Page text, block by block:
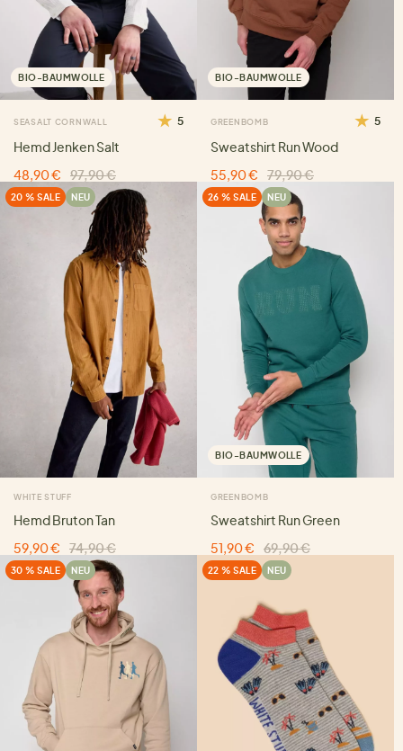
BIO-BAUMWOLLE
SEASALT CORNWALL 5
Hemd Jenken Salt
48,90 €
97,90 €
BIO-BAUMWOLLE
GREENBOMB 5
Sweatshirt Run Wood
55,90 €
79,90 €
20 % SALE NEU
WHITE STUFF
Hemd Bruton Tan
59,90 €
74,90 €
26 % SALE NEU
BIO-BAUMWOLLE
GREENBOMB
Sweatshirt Run Green
51,90 €
69,90 €
30 % SALE NEU 22 % SALE NEU